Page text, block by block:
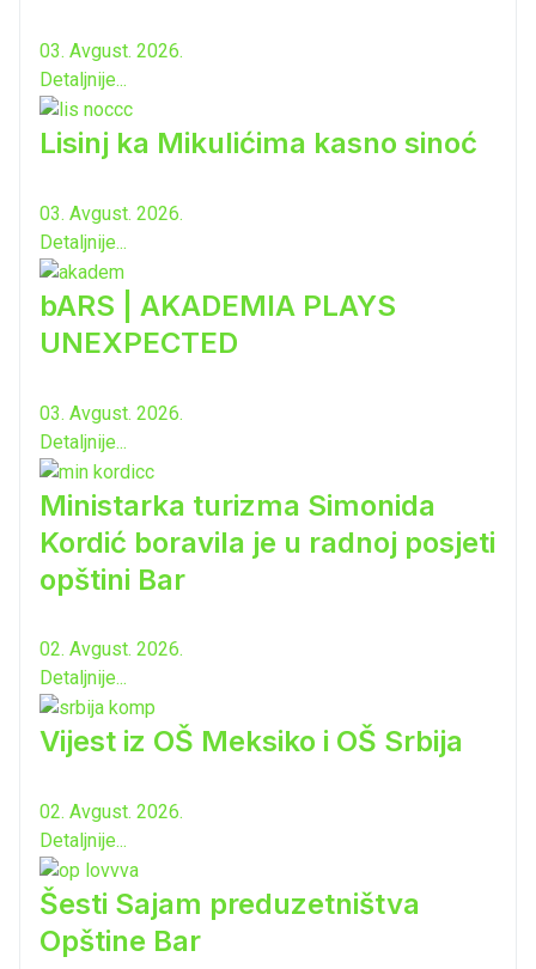
03. Avgust. 2026.
Detaljnije...
Lisinj ka Mikulićima kasno sinoć
03. Avgust. 2026.
Detaljnije...
bARS | AKADEMIA PLAYS
UNEXPECTED
03. Avgust. 2026.
Detaljnije...
Ministarka turizma Simonida
Kordić boravila je u radnoj posjeti
opštini Bar
02. Avgust. 2026.
Detaljnije...
Vijest iz OŠ Meksiko i OŠ Srbija
02. Avgust. 2026.
Detaljnije...
Šesti Sajam preduzetništva
Opštine Bar